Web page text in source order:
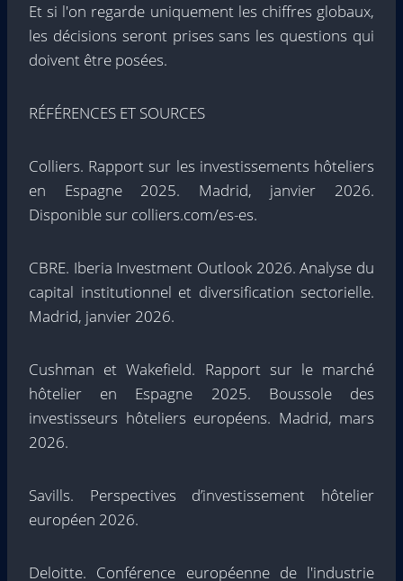
Et si l'on regarde uniquement les chiffres globaux,
les décisions seront prises sans les questions qui
doivent être posées.
RÉFÉRENCES ET SOURCES
Colliers. Rapport sur les investissements hôteliers
en Espagne 2025. Madrid, janvier 2026.
Disponible sur colliers.com/es-es.
CBRE. Iberia Investment Outlook 2026. Analyse du
capital institutionnel et diversification sectorielle.
Madrid, janvier 2026.
Cushman et Wakefield. Rapport sur le marché
hôtelier en Espagne 2025. Boussole des
investisseurs hôteliers européens. Madrid, mars
2026.
Savills. Perspectives d’investissement hôtelier
européen 2026.
Deloitte. Conférence européenne de l'industrie